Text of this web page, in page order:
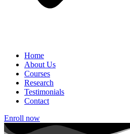
Home
About Us
Courses
Research
Testimonials
Contact
Enroll now